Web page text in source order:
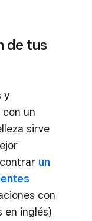
de tus
y
un
sirve
un
con
en inglés)